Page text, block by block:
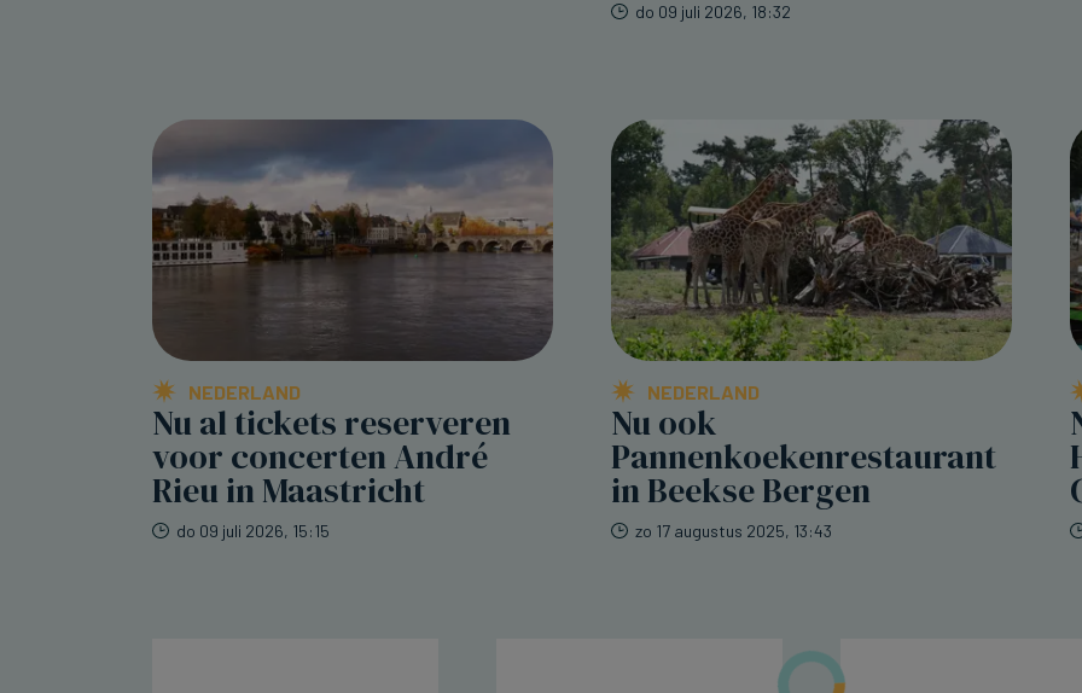
do 09 juli 2026, 18:32
NEDERLAND
Nu al tickets reserveren
voor concerten André
Rieu in Maastricht
do 09 juli 2026, 15:15
NEDERLAND
Nu ook
Pannenkoekenrestaurant
in Beekse Bergen
zo 17 augustus 2025, 13:43